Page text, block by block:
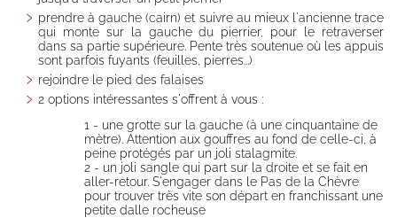
Contact
Contact,
message
Transports en
commun
Map and road
Gestion éco-
responsable
prendre à gauche (cairn) et suivre au mieux l'ancienne trace
qui monte sur la gauche du pierrier, pour le retraverser
dans sa partie supérieure. Pente très soutenue où les appuis
sont parfois fuyants (feuilles, pierres...)
rejoindre le pied des falaises
2 options intéressantes s'offrent à vous :
1 - une grotte sur la gauche (à une cinquantaine de
mètre). Attention aux gouffres au fond de celle-ci, à
peine protégés par un joli stalagmite.
2 - un joli sangle qui part sur la droite et se fait en
aller-retour. S'engager dans le Pas de la Chèvre
pour trouver très vite son départ en franchissant une
petite dalle rocheuse